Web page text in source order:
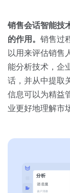
销售会话智能技
的作用。 销售过
以用来评估销售
能分析技术，企
话，并从中提取
信息可以为精益
业更好地理解市